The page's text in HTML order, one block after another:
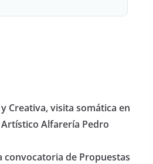
Creativa, visita somática en
Alfarería Pedro
convocatoria de Propuestas